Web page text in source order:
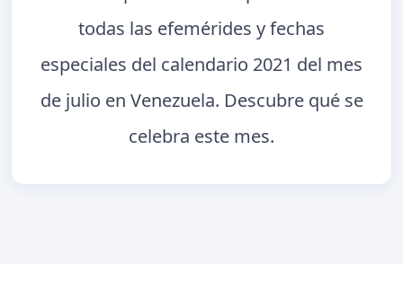
todas las efemérides y fechas
especiales del calendario 2021 del mes
de julio en Venezuela. Descubre qué se
celebra este mes.